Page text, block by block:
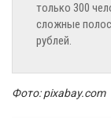
только 300
сложные
рублей.
Фото: pixabay.com